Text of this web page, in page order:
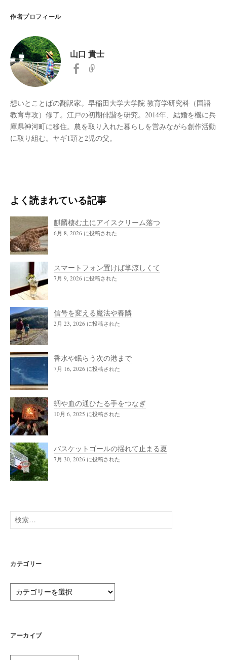
作者プロフィール
山口 貴士
想いとことばの翻訳家。早稲田大学大学院 教育学研究科（国語
教育専攻）修了。江戸の初期俳諧を研究。2014年、結婚を機に兵
庫県神河町に移住。農を取り入れた暮らしを営みながら創作活動
に取り組む。ヤギ1頭と2児の父。
よく読まれている記事
麒麟棲む土にアイスクリーム落つ
6月 8, 2026 に投稿された
スマートフォン置けば掌涼しくて
7月 9, 2026 に投稿された
信号を変える魔法や春隣
2月 23, 2026 に投稿された
香水や眠らう次の港まで
7月 16, 2026 に投稿された
蜩や血の通ひたる手をつなぎ
10月 6, 2025 に投稿された
バスケットゴールの揺れて止まる夏
7月 30, 2026 に投稿された
検
索:
カテゴリー
テ
ー
アーカイブ